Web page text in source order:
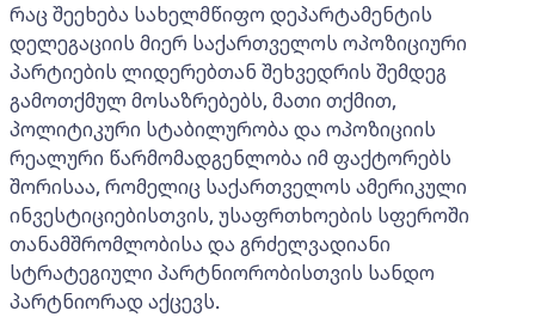
რაც შეეხება სახელმწიფო დეპარტამენტის
დელეგაციის მიერ საქართველოს ოპოზიციური
პარტიების ლიდერებთან შეხვედრის შემდეგ
გამოთქმულ მოსაზრებებს, მათი თქმით,
პოლიტიკური სტაბილურობა და ოპოზიციის
რეალური წარმომადგენლობა იმ ფაქტორებს
შორისაა, რომელიც საქართველოს ამერიკული
ინვესტიციებისთვის, უსაფრთხოების სფეროში
თანამშრომლობისა და გრძელვადიანი
სტრატეგიული პარტნიორობისთვის სანდო
პარტნიორად აქცევს.